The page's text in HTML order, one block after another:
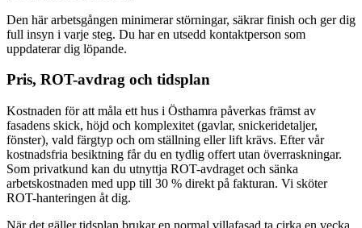
Den här arbetsgången minimerar störningar, säkrar finish och ger dig
full insyn i varje steg. Du har en utsedd kontaktperson som
uppdaterar dig löpande.
Pris, ROT-avdrag och tidsplan
Kostnaden för att måla ett hus i Östhamra påverkas främst av
fasadens skick, höjd och komplexitet (gavlar, snickeridetaljer,
fönster), vald färgtyp och om ställning eller lift krävs. Efter vår
kostnadsfria besiktning får du en tydlig offert utan överraskningar.
Som privatkund kan du utnyttja ROT-avdraget och sänka
arbetskostnaden med upp till 30 % direkt på fakturan. Vi sköter
ROT-hanteringen åt dig.